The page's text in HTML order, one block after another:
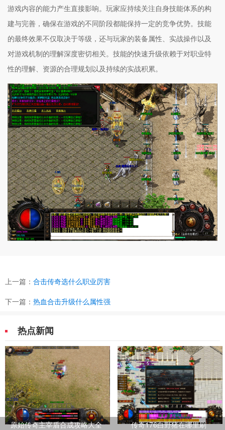
游戏内容的能力产生直接影响。玩家应持续关注自身技能体系的构
建与完善，确保在游戏的不同阶段都能保持一定的竞争优势。技能
的最终效果不仅取决于等级，还与玩家的装备属性、实战操作以及
对游戏机制的理解深度密切相关。技能的快速升级依赖于对职业特
性的理解、资源的合理规划以及持续的实战积累。
上一篇： 合击传奇选什么职业厉害
下一篇： 热血合击升级什么属性强
热点新闻
原始传奇主宰盾合成攻略大全
传奇176白野猪在哪里刷